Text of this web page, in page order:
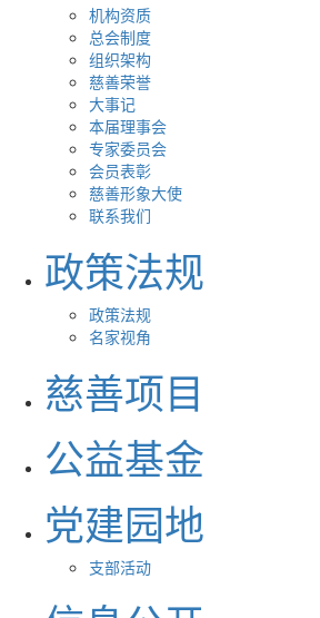
机构资质
总会制度
组织架构
慈善荣誉
大事记
本届理事会
专家委员会
会员表彰
慈善形象大使
联系我们
政策法规
政策法规
名家视角
慈善项目
公益基金
党建园地
支部活动